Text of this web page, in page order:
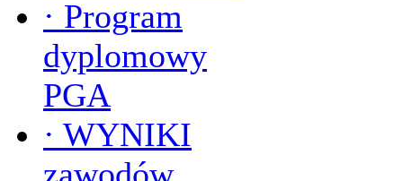
· Program
dyplomowy
PGA
· WYNIKI